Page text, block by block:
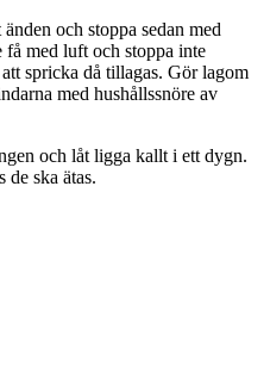
och stoppa sedan med
få med luft och stoppa inte
spricka då tillagas. Gör lagom
med hushållssnöre av
och låt ligga kallt i ett dygn.
de ska ätas.